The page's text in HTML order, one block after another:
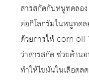
สารสกัดกับหนูทดลอ
ต่อกิโลกรัมในหนูทด
ด้วยการให้ corn oil
ว่าสารสกัด ช่วยต้า
ทำให้ไขมันในเลือดล